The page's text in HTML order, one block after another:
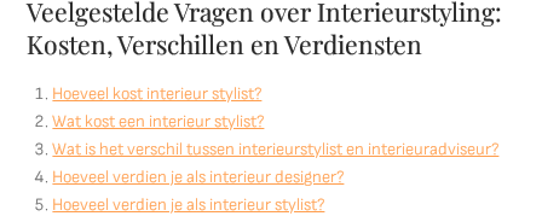
Veelgestelde Vragen over Interieurstyling:
Kosten, Verschillen en Verdiensten
Hoeveel kost interieur stylist?
Wat kost een interieur stylist?
Wat is het verschil tussen interieurstylist en interieuradviseur?
Hoeveel verdien je als interieur designer?
Hoeveel verdien je als interieur stylist?